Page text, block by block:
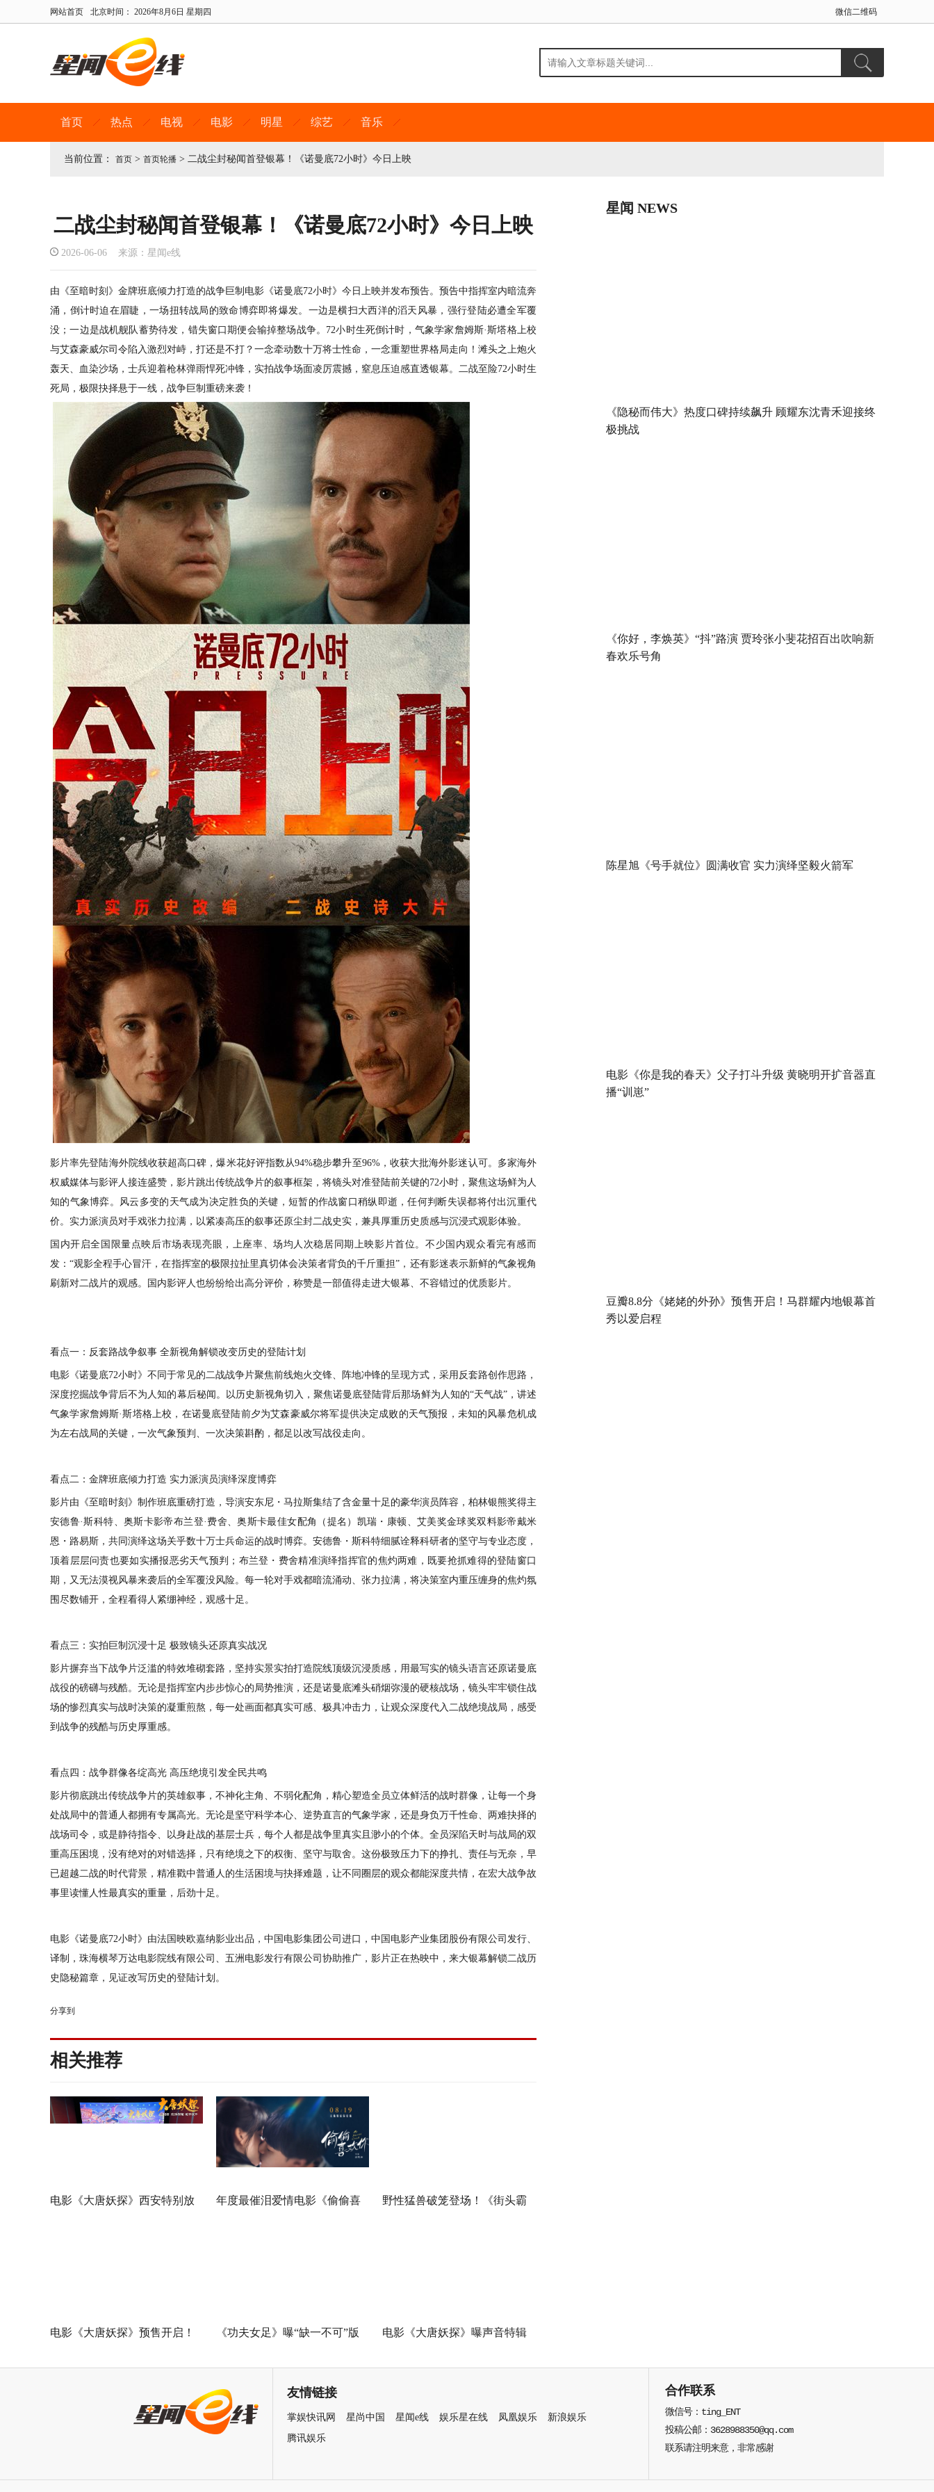
网站首页 北京时间： 2026年8月6日 星期四 微信二维码
首页 热点 电视 电影 明星 综艺 音乐
当前位置： 首页 > 首页轮播 > 二战尘封秘闻首登银幕！《诺曼底72小时》今日上映
二战尘封秘闻首登银幕！《诺曼底72小时》今日上映
2026-06-06 来源：星闻e线
由《至暗时刻》金牌班底倾力打造的战争巨制电影《诺曼底72小时》今日上映并发布预告。预告中指挥室内暗流奔
涌，倒计时迫在眉睫，一场扭转战局的致命博弈即将爆发。一边是横扫大西洋的滔天风暴，强行登陆必遭全军覆
没；一边是战机舰队蓄势待发，错失窗口期便会输掉整场战争。72小时生死倒计时，气象学家詹姆斯·斯塔格上校
与艾森豪威尔司令陷入激烈对峙，打还是不打？一念牵动数十万将士性命，一念重塑世界格局走向！滩头之上炮火
轰天、血染沙场，士兵迎着枪林弹雨悍死冲锋，实拍战争场面凌厉震撼，窒息压迫感直透银幕。二战至险72小时生
死局，极限抉择悬于一线，战争巨制重磅来袭！
影片率先登陆海外院线收获超高口碑，爆米花好评指数从94%稳步攀升至96%，收获大批海外影迷认可。多家海外
权威媒体与影评人接连盛赞，影片跳出传统战争片的叙事框架，将镜头对准登陆前关键的72小时，聚焦这场鲜为人
知的气象博弈。风云多变的天气成为决定胜负的关键，短暂的作战窗口稍纵即逝，任何判断失误都将付出沉重代
价。实力派演员对手戏张力拉满，以紧凑高压的叙事还原尘封二战史实，兼具厚重历史质感与沉浸式观影体验。
国内开启全国限量点映后市场表现亮眼，上座率、场均人次稳居同期上映影片首位。不少国内观众看完有感而
发：“观影全程手心冒汗，在指挥室的极限拉扯里真切体会决策者背负的千斤重担”，还有影迷表示新鲜的气象视角
刷新对二战片的观感。国内影评人也纷纷给出高分评价，称赞是一部值得走进大银幕、不容错过的优质影片。
看点一：反套路战争叙事 全新视角解锁改变历史的登陆计划
电影《诺曼底72小时》不同于常见的二战战争片聚焦前线炮火交锋、阵地冲锋的呈现方式，采用反套路创作思路，
深度挖掘战争背后不为人知的幕后秘闻。以历史新视角切入，聚焦诺曼底登陆背后那场鲜为人知的“天气战”，讲述
气象学家詹姆斯·斯塔格上校，在诺曼底登陆前夕为艾森豪威尔将军提供决定成败的天气预报，未知的风暴危机成
为左右战局的关键，一次气象预判、一次决策斟酌，都足以改写战役走向。
看点二：金牌班底倾力打造 实力派演员演绎深度博弈
影片由《至暗时刻》制作班底重磅打造，导演安东尼・马拉斯集结了含金量十足的豪华演员阵容，柏林银熊奖得主
安德鲁·斯科特、奥斯卡影帝布兰登·费舍、奥斯卡最佳女配角（提名）凯瑞・康顿、 艾美奖金球奖双料影帝戴米
恩・路易斯，共同演绎这场关乎数十万士兵命运的战时博弈。安德鲁・斯科特细腻诠释科研者的坚守与专业态度，
顶着层层问责也要如实播报恶劣天气预判；布兰登・费舍精准演绎指挥官的焦灼两难，既要抢抓难得的登陆窗口
期，又无法漠视风暴来袭后的全军覆没风险。每一轮对手戏都暗流涌动、张力拉满，将决策室内重压缠身的焦灼氛
围尽数铺开，全程看得人紧绷神经，观感十足。
看点三：实拍巨制沉浸十足 极致镜头还原真实战况
影片摒弃当下战争片泛滥的特效堆砌套路，坚持实景实拍打造院线顶级沉浸质感，用最写实的镜头语言还原诺曼底
战役的磅礴与残酷。无论是指挥室内步步惊心的局势推演，还是诺曼底滩头硝烟弥漫的硬核战场，镜头牢牢锁住战
场的惨烈真实与战时决策的凝重煎熬，每一处画面都真实可感、极具冲击力，让观众深度代入二战绝境战局，感受
到战争的残酷与历史厚重感。
看点四：战争群像各绽高光 高压绝境引发全民共鸣
影片彻底跳出传统战争片的英雄叙事，不神化主角、不弱化配角，精心塑造全员立体鲜活的战时群像，让每一个身
处战局中的普通人都拥有专属高光。无论是坚守科学本心、逆势直言的气象学家，还是身负万千性命、两难抉择的
战场司令，或是静待指令、以身赴战的基层士兵，每个人都是战争里真实且渺小的个体。全员深陷天时与战局的双
重高压困境，没有绝对的对错选择，只有绝境之下的权衡、坚守与取舍。这份极致压力下的挣扎、责任与无奈，早
已超越二战的时代背景，精准戳中普通人的生活困境与抉择难题，让不同圈层的观众都能深度共情，在宏大战争故
事里读懂人性最真实的重量，后劲十足。
电影《诺曼底72小时》由法国映欧嘉纳影业出品，中国电影集团公司进口，中国电影产业集团股份有限公司发行、
译制，珠海横琴万达电影院线有限公司、五洲电影发行有限公司协助推广，影片正在热映中，来大银幕解锁二战历
史隐秘篇章，见证改写历史的登陆计划。
分享到
相关推荐
电影《大唐妖探》西安特别放 年度最催泪爱情电影《偷偷喜 野性猛兽破笼登场！《街头霸
电影《大唐妖探》预售开启！ 《功夫女足》曝“缺一不可”版
力量
电影《大唐妖探》曝声音特辑
星闻 NEWS
《隐秘而伟大》热度口碑持续飙升 顾耀东沈青禾迎接终
极挑战
《你好，李焕英》“抖”路演 贾玲张小斐花招百出吹响新
春欢乐号角
陈星旭《号手就位》圆满收官 实力演绎坚毅火箭军
电影《你是我的春天》父子打斗升级 黄晓明开扩音器直
播“训崽”
豆瓣8.8分《姥姥的外孙》预售开启！马群耀内地银幕首
秀以爱启程
友情链接
掌娱快讯网 星尚中国 星闻e线 娱乐星在线 凤凰娱乐
新浪娱乐
腾讯娱乐
合作联系
微信号：ting_ENT
投稿公邮：3628988350@qq.com
联系请注明来意，非常感谢